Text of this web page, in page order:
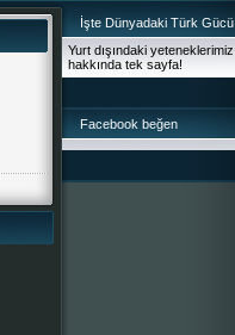
İşte Dünyadaki Türk Gücü
Yurt dışındaki yeteneklerimiz
hakkında tek sayfa!
Facebook beğen